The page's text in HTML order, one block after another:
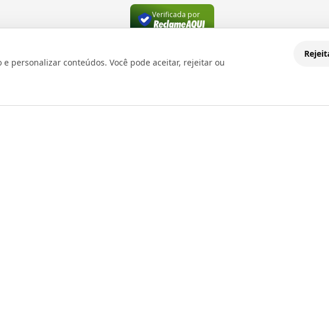
personalizar conteúdos. Você pode aceitar, rejeitar ou
Verificada por